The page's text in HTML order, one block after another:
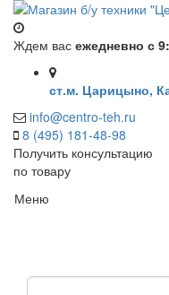
Ждем вас ежедневно с
ст.м. Царицыно,
info@centro-teh.ru
8 (495) 181-48-98
Получить консультацию
по товару
Меню